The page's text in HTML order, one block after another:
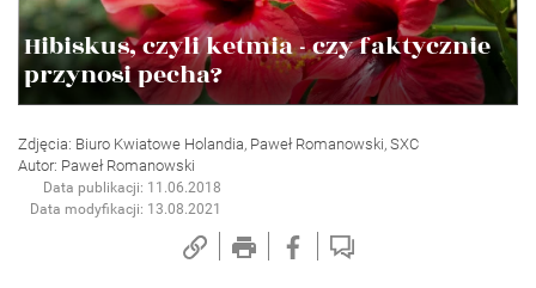
Hibiskus, czyli ketmia - czy faktycznie
przynosi pecha?
Zdjęcia: Biuro Kwiatowe Holandia, Paweł Romanowski, SXC
Autor: Paweł Romanowski
Data publikacji: 11.06.2018
Data modyfikacji: 13.08.2021